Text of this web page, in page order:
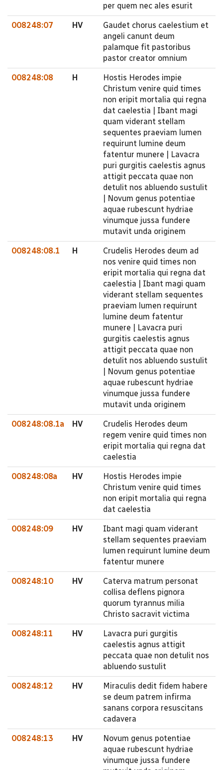
per quem nec ales esurit
008248:07 HV
Gaudet chorus caelestium et
angeli canunt deum
palamque fit pastoribus
pastor creator omnium
008248:08 H
Hostis Herodes impie
Christum venire quid times
non eripit mortalia qui regna
dat caelestia | Ibant magi
quam viderant stellam
sequentes praeviam lumen
requirunt lumine deum
fatentur munere | Lavacra
puri gurgitis caelestis agnus
attigit peccata quae non
detulit nos abluendo sustulit
| Novum genus potentiae
aquae rubescunt hydriae
vinumque jussa fundere
mutavit unda originem
008248:08.1 H
Crudelis Herodes deum ad
nos venire quid times non
eripit mortalia qui regna dat
caelestia | Ibant magi quam
viderant stellam sequentes
praeviam lumen requirunt
lumine deum fatentur
munere | Lavacra puri
gurgitis caelestis agnus
attigit peccata quae non
detulit nos abluendo sustulit
| Novum genus potentiae
aquae rubescunt hydriae
vinumque jussa fundere
mutavit unda originem
008248:08.1a HV
Crudelis Herodes deum
regem venire quid times non
eripit mortalia qui regna dat
caelestia
008248:08a HV
Hostis Herodes impie
Christum venire quid times
non eripit mortalia qui regna
dat caelestia
008248:09 HV
Ibant magi quam viderant
stellam sequentes praeviam
lumen requirunt lumine deum
fatentur munere
008248:10 HV
Caterva matrum personat
collisa deflens pignora
quorum tyrannus milia
Christo sacravit victima
008248:11 HV
Lavacra puri gurgitis
caelestis agnus attigit
peccata quae non detulit nos
abluendo sustulit
008248:12 HV
Miraculis dedit fidem habere
se deum patrem infirma
sanans corpora resuscitans
cadavera
008248:13 HV
Novum genus potentiae
aquae rubescunt hydriae
vinumque jussa fundere